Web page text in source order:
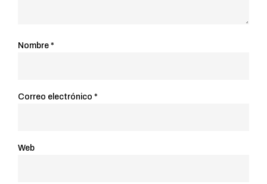
Nombre *
Correo electrónico *
Web